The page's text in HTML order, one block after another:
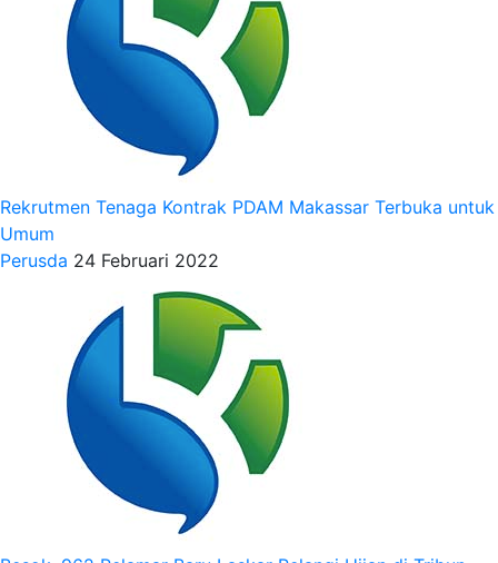
Rekrutmen Tenaga Kontrak PDAM Makassar Terbuka untuk
Umum
Perusda 24 Februari 2022